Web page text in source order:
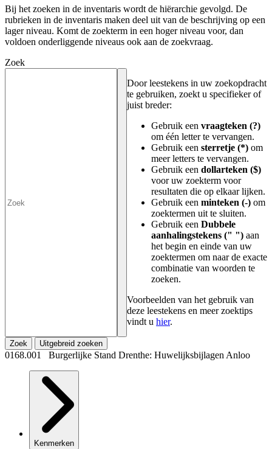
Bij het zoeken in de inventaris wordt de hiërarchie gevolgd. De
rubrieken in de inventaris maken deel uit van de beschrijving op een
lager niveau. Komt de zoekterm in een hoger niveau voor, dan
voldoen onderliggende niveaus ook aan de zoekvraag.
Zoek
Door leestekens in uw zoekopdracht
te gebruiken, zoekt u specifieker of
juist breder:
Gebruik een vraagteken (?)
om één letter te vervangen.
Gebruik een sterretje (*) om
meer letters te vervangen.
Gebruik een dollarteken ($)
voor uw zoekterm voor
resultaten die op elkaar lijken.
Gebruik een minteken (-) om
zoektermen uit te sluiten.
Gebruik een Dubbele
aanhalingstekens (" ") aan
het begin en einde van uw
zoektermen om naar de exacte
combinatie van woorden te
zoeken.
Voorbeelden van het gebruik van
deze leestekens en meer zoektips
vindt u hier.
Zoek Uitgebreid zoeken
0168.001 Burgerlijke Stand Drenthe: Huwelijksbijlagen Anloo
Kenmerken